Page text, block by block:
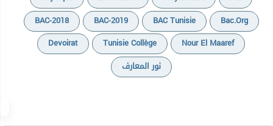
BAC-2018
BAC-2019 BAC Tunisie
Bac.org
Devoirat
Tunisie Collège
Nour El Maaref
نور المعارف